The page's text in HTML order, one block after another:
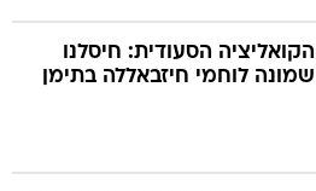
הקואליציה הסעודית: חיסלנו
שמונה לוחמי חיזבאללה בתימן